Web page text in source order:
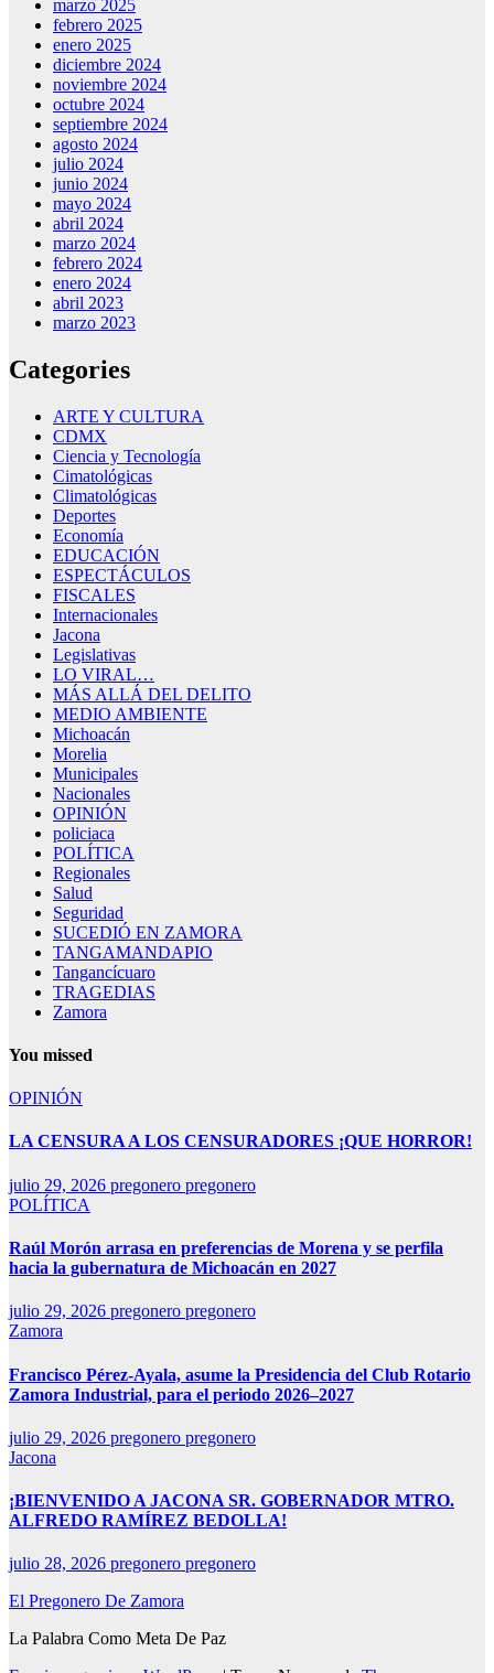
marzo 2025
febrero 2025
enero 2025
diciembre 2024
noviembre 2024
octubre 2024
septiembre 2024
agosto 2024
julio 2024
junio 2024
mayo 2024
abril 2024
marzo 2024
febrero 2024
enero 2024
abril 2023
marzo 2023
Categories
ARTE Y CULTURA
CDMX
Ciencia y Tecnología
Cimatológicas
Climatológicas
Deportes
Economía
EDUCACIÓN
ESPECTÁCULOS
FISCALES
Internacionales
Jacona
Legislativas
LO VIRAL…
MÁS ALLÁ DEL DELITO
MEDIO AMBIENTE
Michoacán
Morelia
Municipales
Nacionales
OPINIÓN
policiaca
POLÍTICA
Regionales
Salud
Seguridad
SUCEDIÓ EN ZAMORA
TANGAMANDAPIO
Tangancícuaro
TRAGEDIAS
Zamora
You missed
OPINIÓN
LA CENSURA A LOS CENSURADORES ¡QUE HORROR!
julio 29, 2026 pregonero pregonero
POLÍTICA
Raúl Morón arrasa en preferencias de Morena y se perfila
hacia la gubernatura de Michoacán en 2027
julio 29, 2026 pregonero pregonero
Zamora
Francisco Pérez-Ayala, asume la Presidencia del Club Rotario
Zamora Industrial, para el periodo 2026–2027
julio 29, 2026 pregonero pregonero
Jacona
¡BIENVENIDO A JACONA SR. GOBERNADOR MTRO.
ALFREDO RAMÍREZ BEDOLLA!
julio 28, 2026 pregonero pregonero
El Pregonero De Zamora
La Palabra Como Meta De Paz